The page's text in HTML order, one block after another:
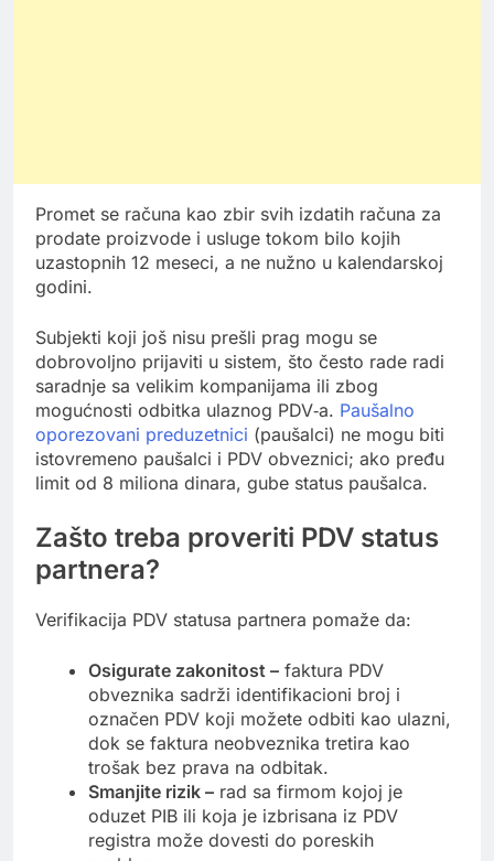
Promet se računa kao zbir svih izdatih računa za
prodate proizvode i usluge tokom bilo kojih
uzastopnih 12 meseci, a ne nužno u kalendarskoj
godini.
Subjekti koji još nisu prešli prag mogu se
dobrovoljno prijaviti u sistem, što često rade radi
saradnje sa velikim kompanijama ili zbog
mogućnosti odbitka ulaznog PDV‑a. Paušalno
oporezovani preduzetnici (paušalci) ne mogu biti
istovremeno paušalci i PDV obveznici; ako pređu
limit od 8 miliona dinara, gube status paušalca.
Zašto treba proveriti PDV status
partnera?
Verifikacija PDV statusa partnera pomaže da:
Osigurate zakonitost – faktura PDV
obveznika sadrži identifikacioni broj i
označen PDV koji možete odbiti kao ulazni,
dok se faktura neobveznika tretira kao
trošak bez prava na odbitak.
Smanjite rizik – rad sa firmom kojoj je
oduzet PIB ili koja je izbrisana iz PDV
registra može dovesti do poreskih